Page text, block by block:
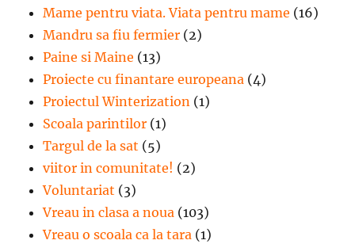
Mame pentru viata. Viata pentru mame (16)
Mandru sa fiu fermier (2)
Paine si Maine (13)
Proiecte cu finantare europeana (4)
Proiectul Winterization (1)
Scoala parintilor (1)
Targul de la sat (5)
viitor in comunitate! (2)
Voluntariat (3)
Vreau in clasa a noua (103)
Vreau o scoala ca la tara (1)